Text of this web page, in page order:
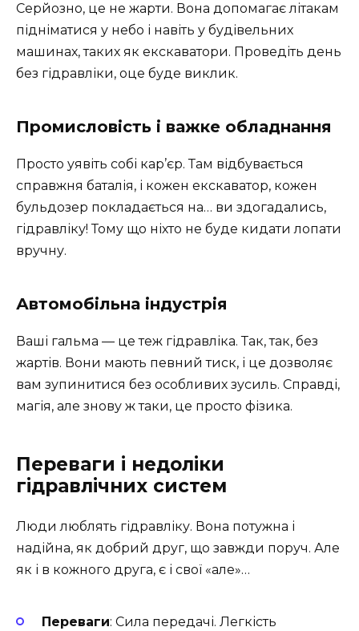
Серйозно, це не жарти. Вона допомагає літакам
підніматися у небо і навіть у будівельних
машинах, таких як екскаватори. Проведіть день
без гідравліки, оце буде виклик.
Промисловість і важке обладнання
Просто уявіть собі кар’єр. Там відбувається
справжня баталія, і кожен екскаватор, кожен
бульдозер покладається на… ви здогадались,
гідравліку! Тому що ніхто не буде кидати лопати
вручну.
Автомобільна індустрія
Ваші гальма — це теж гідравліка. Так, так, без
жартів. Вони мають певний тиск, і це дозволяє
вам зупинитися без особливих зусиль. Справді,
магія, але знову ж таки, це просто фізика.
Переваги і недоліки
гідравлічних систем
Люди люблять гідравліку. Вона потужна і
надійна, як добрий друг, що завжди поруч. Але
як і в кожного друга, є і свої «але»…
Переваги: Сила передачі. Легкість